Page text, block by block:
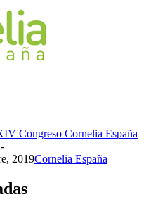
Congreso Cornelia España
2019Cornelia España